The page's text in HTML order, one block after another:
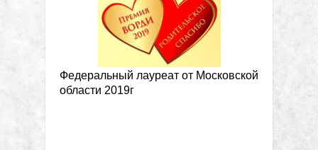
Федеральный лауреат от Московской
области 2019г